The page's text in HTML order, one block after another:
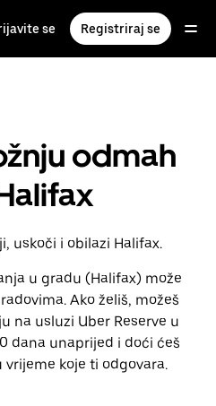
se Registriraj se
odmah
uskoči i obilazi Halifax.
u gradu (Halifax) može
Ako želiš, možeš
na usluzi Uber Reserve u
dana unaprijed i doći ćeš
koje ti odgovara.